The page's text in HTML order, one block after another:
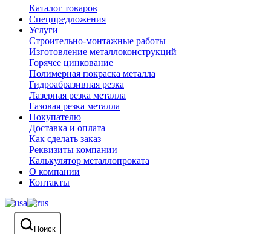
Каталог товаров
Спецпредложения
Услуги
Строительно-монтажные работы
Изготовление металлоконструкций
Горячее цинкование
Полимерная покраска металла
Гидроабразивная резка
Лазерная резка металла
Газовая резка металла
Покупателю
Доставка и оплата
Как сделать заказ
Реквизиты компании
Калькулятор металлопроката
О компании
Контакты
Поиск